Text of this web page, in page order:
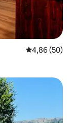
Gemiddelde
4,86 (50)